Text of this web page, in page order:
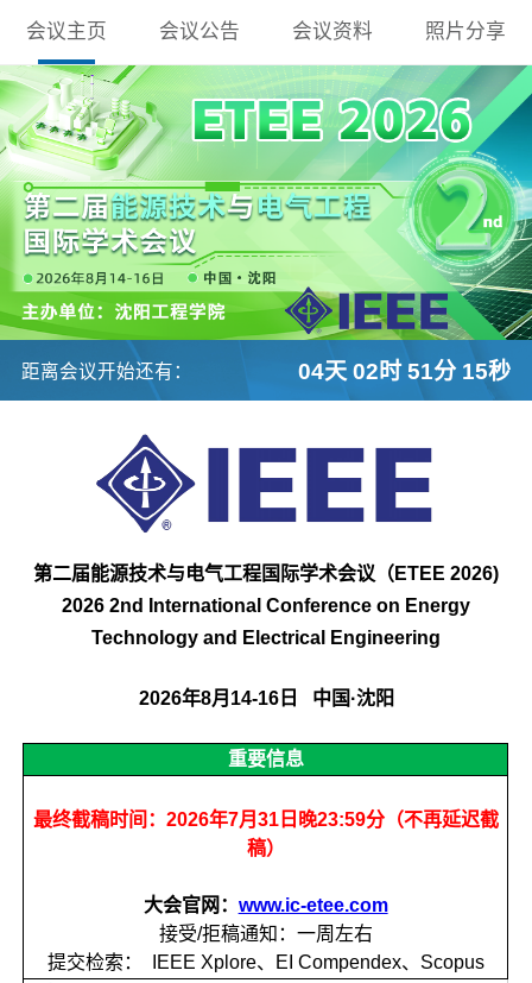
会议主页 会议公告 会议资料 照片分享
距离会议开始还有： 04天 02时 51分 14秒
第二届能源技术与电气工程国际学术会议（ETEE 2026)
2026 2nd International Conference on Energy
Technology and Electrical Engineering
2026年8月14-16日 中国·沈阳
重要信息
最终截稿时间：2026年7月31日晚23:59分（不再延迟截
稿）
大会官网： www.ic-etee.com
接受/拒稿通知：一周左右
提交检索： IEEE Xplore、EI Compendex、Scopus